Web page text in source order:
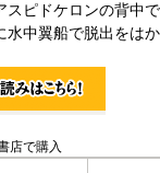
ピドケロンの背中
水中翼船で脱出をは
店で購入